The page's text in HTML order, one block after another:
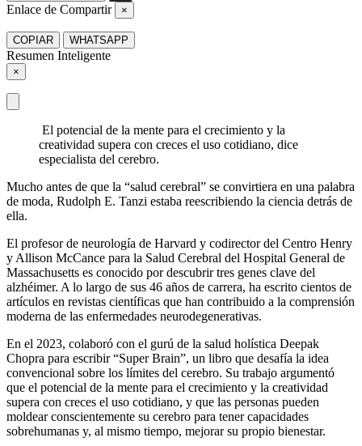
Enlace de Compartir ×
COPIAR WHATSAPP
Resumen Inteligente
×
El potencial de la mente para el crecimiento y la
creatividad supera con creces el uso cotidiano, dice
especialista del cerebro.
Mucho antes de que la “salud cerebral” se convirtiera en una palabra
de moda, Rudolph E. Tanzi estaba reescribiendo la ciencia detrás de
ella.
El profesor de neurología de Harvard y codirector del Centro Henry
y Allison McCance para la Salud Cerebral del Hospital General de
Massachusetts es conocido por descubrir tres genes clave del
alzhéimer. A lo largo de sus 46 años de carrera, ha escrito cientos de
artículos en revistas científicas que han contribuido a la comprensión
moderna de las enfermedades neurodegenerativas.
En el 2023, colaboró ​​con el gurú de la salud holística Deepak
Chopra para escribir “Super Brain”, un libro que desafía la idea
convencional sobre los límites del cerebro. Su trabajo argumentó
que el potencial de la mente para el crecimiento y la creatividad
supera con creces el uso cotidiano, y que las personas pueden
moldear conscientemente su cerebro para tener capacidades
sobrehumanas y, al mismo tiempo, mejorar su propio bienestar.